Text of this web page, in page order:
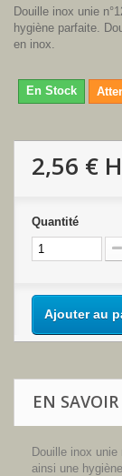
Douille inox unie
hygiène parfaite.
en inox.
En Stock
2,56 €
Quantité
Ajouter au
EN
Douille inox
ainsi une